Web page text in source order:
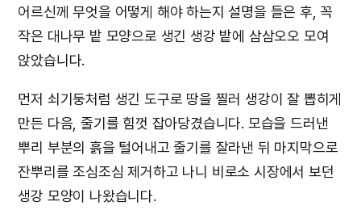
어르신께 무엇을 어떻게 해야 하는지 설명을 들은 후, 꼭
작은 대나무 밭 모양으로 생긴 생강 밭에 삼삼오오 모여
앉았습니다.
먼저 쇠기둥처럼 생긴 도구로 땅을 찔러 생강이 잘 뽑히게
만든 다음, 줄기를 힘껏 잡아당겼습니다. 모습을 드러낸
뿌리 부분의 흙을 털어내고 줄기를 잘라낸 뒤 마지막으로
잔뿌리를 조심조심 제거하고 나니 비로소 시장에서 보던
생강 모양이 나왔습니다.